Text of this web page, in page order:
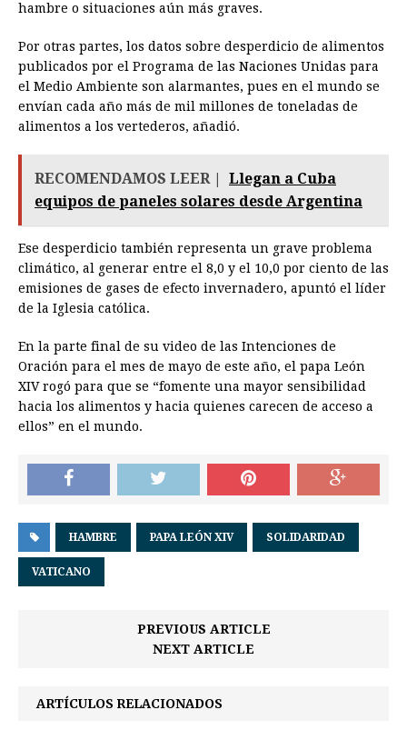
hambre o situaciones aún más graves.
Por otras partes, los datos sobre desperdicio de alimentos
publicados por el Programa de las Naciones Unidas para
el Medio Ambiente son alarmantes, pues en el mundo se
envían cada año más de mil millones de toneladas de
alimentos a los vertederos, añadió.
RECOMENDAMOS LEER |
Llegan a Cuba
equipos de paneles solares desde Argentina
Ese desperdicio también representa un grave problema
climático, al generar entre el 8,0 y el 10,0 por ciento de las
emisiones de gases de efecto invernadero, apuntó el líder
de la Iglesia católica.
En la parte final de su video de las Intenciones de
Oración para el mes de mayo de este año, el papa León
XIV rogó para que se “fomente una mayor sensibilidad
hacia los alimentos y hacia quienes carecen de acceso a
ellos” en el mundo.
HAMBRE PAPA LEÓN XIV SOLIDARIDAD
VATICANO
PREVIOUS ARTICLE
NEXT ARTICLE
ARTÍCULOS RELACIONADOS